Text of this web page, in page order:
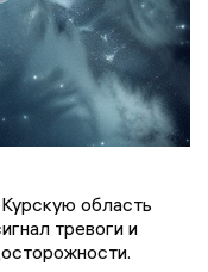
область
тревоги и